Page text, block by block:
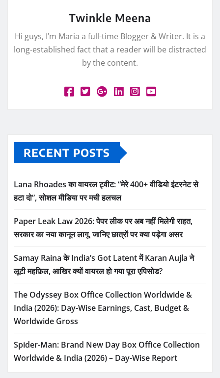
Twinkle Meena
Hi guys, I’m Maria a full-time Blogger & Writer. It is a
long-established fact that a reader will be distracted
by the content.
RECENT POSTS
Lana Rhoades का वायरल ट्वीट: “मेरे 400+ वीडियो इंटरनेट से
हटा दो”, सोशल मीडिया पर मची हलचल
Paper Leak Law 2026: पेपर लीक पर अब नहीं मिलेगी राहत,
सरकार का नया कानून लागू, जानिए छात्रों पर क्या पड़ेगा असर
Samay Raina के India’s Got Latent में Karan Aujla ने
लूटी महफ़िल, आखिर क्यों वायरल हो गया पूरा एपिसोड?
The Odyssey Box Office Collection Worldwide &
India (2026): Day-Wise Earnings, Cast, Budget &
Worldwide Gross
Spider-Man: Brand New Day Box Office Collection
Worldwide & India (2026) – Day-Wise Report